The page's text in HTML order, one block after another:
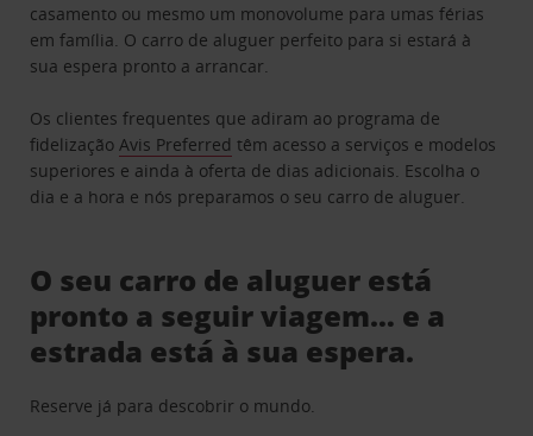
casamento ou mesmo um monovolume para umas férias
em família. O carro de aluguer perfeito para si estará à
sua espera pronto a arrancar.
Os clientes frequentes que adiram ao programa de
fidelizaçãoAvis Preferred têm acesso a serviços e modelos
superiores e ainda à oferta de dias adicionais. Escolha o
dia e a hora e nós preparamos o seu carro de aluguer.
O seu carro de aluguer está
pronto a seguir viagem… e a
estrada está à sua espera.
Reserve já para descobrir o mundo.